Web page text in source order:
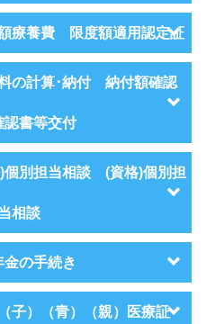
療養費 限度額適用認定証
の計算･納付 納付額確認
認書等交付
別担当相談 (資格)個別担
相談
金の手続き
子）（青）（親）医療証